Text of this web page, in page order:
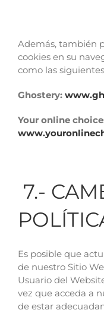
Además, también
cookies en su
como las
Ghostery:
Your online
7.-
Es posible que
de nuestro Sitio
Usuario del
vez que acceda a
de estar